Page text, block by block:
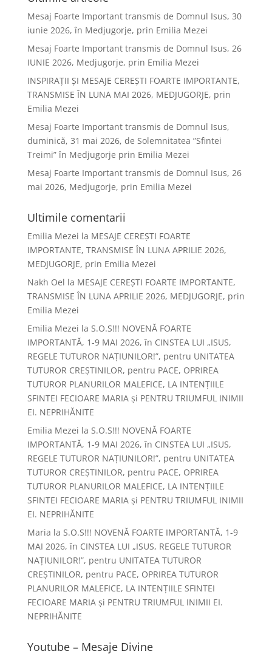
Mesaj Foarte Important transmis de Domnul Isus, 30
iunie 2026, în Medjugorje, prin Emilia Mezei
Mesaj Foarte Important transmis de Domnul Isus, 26
IUNIE 2026, Medjugorje, prin Emilia Mezei
INSPIRAȚII ȘI MESAJE CEREȘTI FOARTE IMPORTANTE,
TRANSMISE ÎN LUNA MAI 2026, MEDJUGORJE, prin
Emilia Mezei
Mesaj Foarte Important transmis de Domnul Isus,
duminică, 31 mai 2026, de Solemnitatea ”Sfintei
Treimi” în Medjugorje prin Emilia Mezei
Mesaj Foarte Important transmis de Domnul Isus, 26
mai 2026, Medjugorje, prin Emilia Mezei
Ultimile comentarii
Emilia Mezei la MESAJE CEREȘTI FOARTE
IMPORTANTE, TRANSMISE ÎN LUNA APRILIE 2026,
MEDJUGORJE, prin Emilia Mezei
Nakh Oel la MESAJE CEREȘTI FOARTE IMPORTANTE,
TRANSMISE ÎN LUNA APRILIE 2026, MEDJUGORJE, prin
Emilia Mezei
Emilia Mezei la S.O.S!!! NOVENĂ FOARTE
IMPORTANTĂ, 1-9 MAI 2026, în CINSTEA LUI „ISUS,
REGELE TUTUROR NAȚIUNILOR!”, pentru UNITATEA
TUTUROR CREȘTINILOR, pentru PACE, OPRIREA
TUTUROR PLANURILOR MALEFICE, LA INTENȚIILE
SFINTEI FECIOARE MARIA și PENTRU TRIUMFUL INIMII
EI. NEPRIHĂNITE
Emilia Mezei la S.O.S!!! NOVENĂ FOARTE
IMPORTANTĂ, 1-9 MAI 2026, în CINSTEA LUI „ISUS,
REGELE TUTUROR NAȚIUNILOR!”, pentru UNITATEA
TUTUROR CREȘTINILOR, pentru PACE, OPRIREA
TUTUROR PLANURILOR MALEFICE, LA INTENȚIILE
SFINTEI FECIOARE MARIA și PENTRU TRIUMFUL INIMII
EI. NEPRIHĂNITE
Maria la S.O.S!!! NOVENĂ FOARTE IMPORTANTĂ, 1-9
MAI 2026, în CINSTEA LUI „ISUS, REGELE TUTUROR
NAȚIUNILOR!”, pentru UNITATEA TUTUROR
CREȘTINILOR, pentru PACE, OPRIREA TUTUROR
PLANURILOR MALEFICE, LA INTENȚIILE SFINTEI
FECIOARE MARIA și PENTRU TRIUMFUL INIMII EI.
NEPRIHĂNITE
Youtube – Mesaje Divine